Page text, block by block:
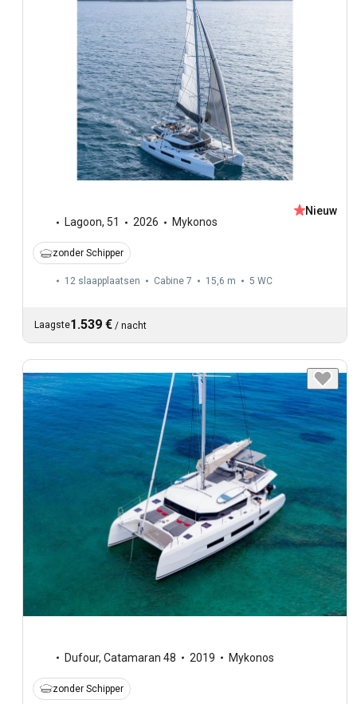
Lagoon, 51 2026 Mykonos
Nieuw
zonder Schipper
12 slaapplaatsen Cabine 7 15,6 m 5 WC
Laagste1.539 € / nacht
Dufour, Catamaran 48 2019 Mykonos
zonder Schipper